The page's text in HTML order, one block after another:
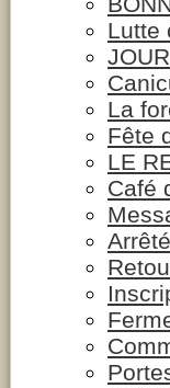
Lutte
La
Fête
LE
Café